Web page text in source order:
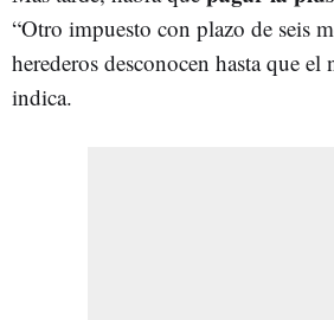
“Otro impuesto con plazo de seis
herederos desconocen hasta que
indica.